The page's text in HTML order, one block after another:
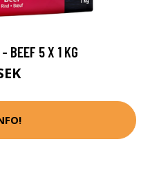
BEEF 5 X 1 KG